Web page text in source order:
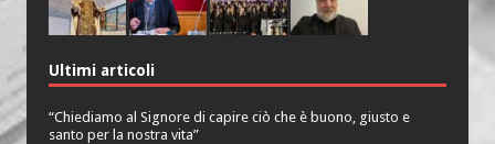
Ultimi articoli
“Chiediamo al Signore di capire ciò che è buono, giusto e
santo per la nostra vita”